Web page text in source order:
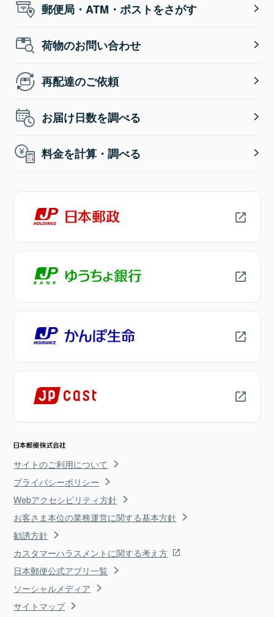
郵便局・ATM・ポストをさがす
荷物のお問い合わせ
再配達のご依頼
お届け日数を調べる
料金を計算・調べる
サイトのご利用について
プライバシーポリシー
Webアクセシビリティ方針
お客さま本位の業務運営に関する基本方針
勧誘方針
カスタマーハラスメントに関する考え方
日本郵便公式アプリ一覧
ソーシャルメディア
サイトマップ